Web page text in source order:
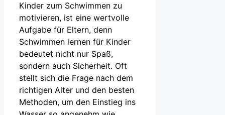
Kinder zum Schwimmen zu
motivieren, ist eine wertvolle
Aufgabe für Eltern, denn
Schwimmen lernen für Kinder
bedeutet nicht nur Spaß,
sondern auch Sicherheit. Oft
stellt sich die Frage nach dem
richtigen Alter und den besten
Methoden, um den Einstieg ins